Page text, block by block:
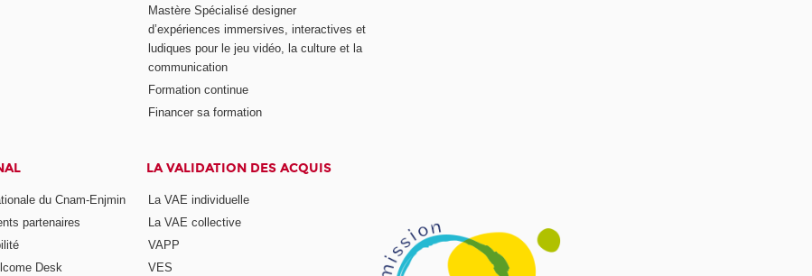
Mastère Spécialisé designer
d’expériences immersives, interactives et
ludiques pour le jeu vidéo, la culture et la
communication
Formation continue
Financer sa formation
du Cnam-Enjmin
partenaires
Desk
LA VALIDATION DES ACQUIS
La VAE individuelle
La VAE collective
VAPP
VES